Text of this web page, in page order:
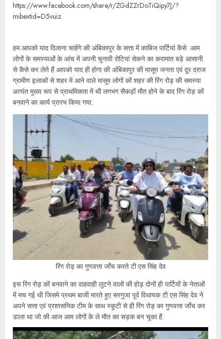
https://www.facebook.com/share/r/ZGdZZrDoTiQipy7J/?
mibextid=D5vuiz
हम आपको याद दिलाना चाहेंगे की अंबिकापुर के सत्ता में काबिज पार्टियां कैसे आम
लोगों के समस्याओं के आंच में अपनी चुनावी रोटियां सेकने का करामात बड़े आसानी
से कैसे कर लेते हैं आपको याद ही होगा की अंबिकापुर की मासूम जनता एवं दूर दराज
ग्रामीण इलाकों से शहर में आने वाले मासूम लोगों कों शहर की रिंग रोड़ की समस्या
अत्यंत मुख्य रूप से प्राथमिकता में थी लगभग सैकड़ों मौत होने के बाद रिंग रोड़ कों
बनवाने का कार्य प्रारभ किया गया.
रिंग रोड़ का गुणवत्ता जाँच करते टी एस सिंह देव
इस रिंग रोड़ कों बनवाने का वाहवाही लुटने वालों की होड़ दोनों ही पार्टियों के नेताओं
में मच गई थी जिसमे प्रथम बाजी मारते हुए सरगुजा पूर्व विधायक टी एस सिंह देव ने
अपने सत्ता एवं प्रशासनिक टीम के साथ स्कूटी से ही रिंग रोड़ का गुणवत्ता जाँच कर
डाला था जो की आज आम लोगों के ले मौत का सड़क बन चूका हैं.